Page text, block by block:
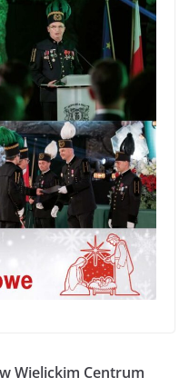
Wielickim Centrum